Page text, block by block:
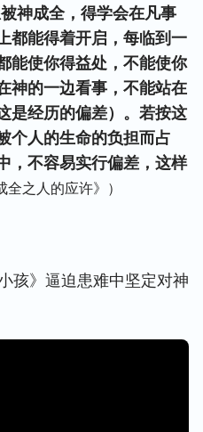
神成全，得学会在凡事
都能得着开启，每临到一
能使你得益处，不能使你
神的一边看事，不能站在
是经历的偏差）。若按这
个人的生命的负担而占
，不容易实行偏差，这样
全之人的应许》）
孩》逼迫患难中坚定对神